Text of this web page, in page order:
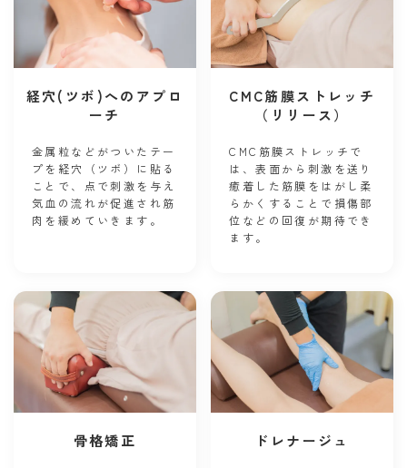
経穴(ツボ)へのアプロ
ーチ
金属粒などがついたテー
プを経穴（ ツボ）に貼る
ことで、点で刺激を与え
気血の流れが促進され筋
肉を緩めていきます。
CMC筋膜ストレッチ
（リリース）
CMC筋膜ストレッチで
は、表面から刺激を送り
癒着した筋膜をはがし柔
らかくすることで損傷部
位などの回復が期待でき
ます。
骨格矯正 ドレナージュ